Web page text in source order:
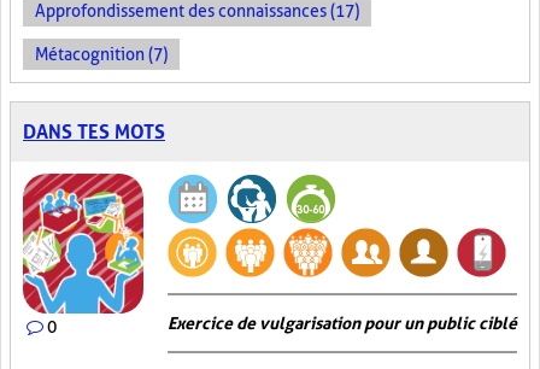
Approfondissement des connaissances (17)
Métacognition (7)
DANS TES MOTS
0 Exercice de vulgarisation pour un public ciblé